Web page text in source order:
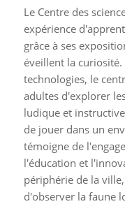
Le Centre des
expérience
grâce à ses
éveillent la curiosité.
technologies, le
adultes d'explorer
ludique et
de jouer dans un
témoigne de
l'éducation et
périphérie de la
d'observer la faune